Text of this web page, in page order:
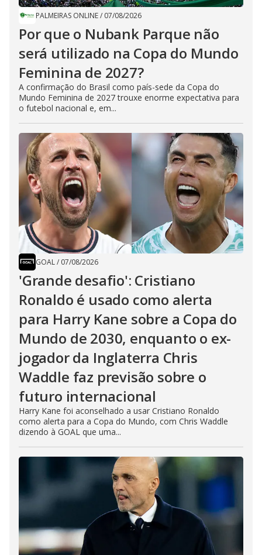
PALMEIRAS ONLINE/ 07/08/2026
Por que o Nubank Parque não
será utilizado na Copa do Mundo
Feminina de 2027?
A confirmação do Brasil como país-sede da Copa do
Mundo Feminina de 2027 trouxe enorme expectativa para
o futebol nacional e, em...
GOAL/ 07/08/2026
'Grande desafio': Cristiano
Ronaldo é usado como alerta
para Harry Kane sobre a Copa do
Mundo de 2030, enquanto o ex-
jogador da Inglaterra Chris
Waddle faz previsão sobre o
futuro internacional
Harry Kane foi aconselhado a usar Cristiano Ronaldo
como alerta para a Copa do Mundo, com Chris Waddle
dizendo à GOAL que uma...